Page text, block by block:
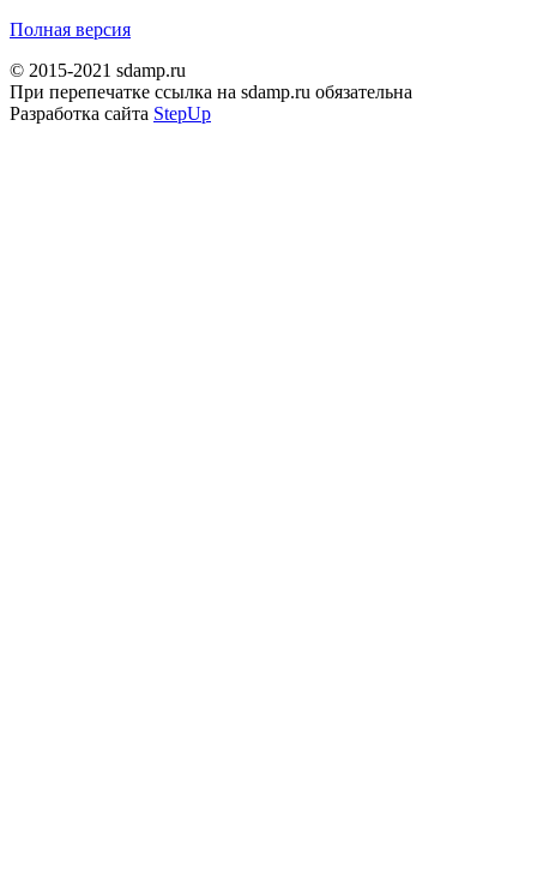
Полная версия
© 2015-2021 sdamp.ru
При перепечатке ссылка на sdamp.ru обязательна
Разработка сайта StepUp